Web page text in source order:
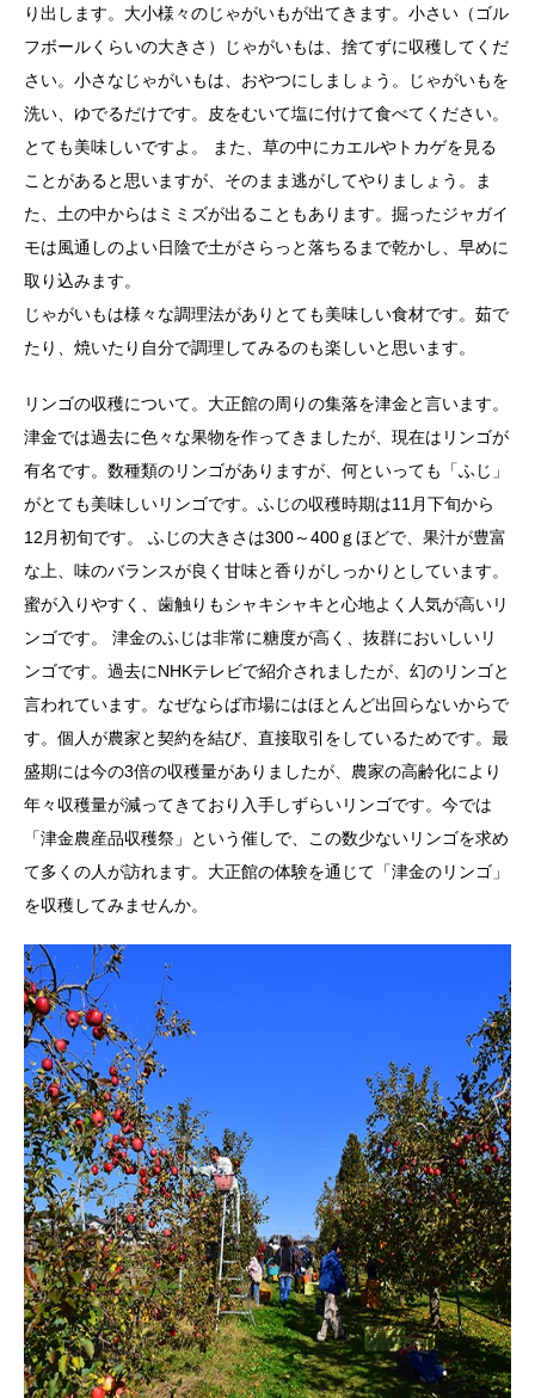
り出します。大小様々のじゃがいもが出てきます。小さい（ゴル
フボールくらいの大きさ）じゃがいもは、捨てずに収穫してくだ
さい。小さなじゃがいもは、おやつにしましょう。じゃがいもを
洗い、ゆでるだけです。皮をむいて塩に付けて食べてください。
とても美味しいですよ。 また、草の中にカエルやトカゲを見る
ことがあると思いますが、そのまま逃がしてやりましょう。ま
た、土の中からはミミズが出ることもあります。掘ったジャガイ
モは風通しのよい日陰で土がさらっと落ちるまで乾かし、早めに
取り込みます。
じゃがいもは様々な調理法がありとても美味しい食材です。茹で
たり、焼いたり自分で調理してみるのも楽しいと思います。
リンゴの収穫について。大正館の周りの集落を津金と言います。
津金では過去に色々な果物を作ってきましたが、現在はリンゴが
有名です。数種類のリンゴがありますが、何といっても「ふじ」
がとても美味しいリンゴです。ふじの収穫時期は11月下旬から
12月初旬です。 ふじの大きさは300～400ｇほどで、果汁が豊富
な上、味のバランスが良く甘味と香りがしっかりとしています。
蜜が入りやすく、歯触りもシャキシャキと心地よく人気が高いリ
ンゴです。 津金のふじは非常に糖度が高く、抜群においしいリ
ンゴです。過去にNHKテレビで紹介されましたが、幻のリンゴと
言われています。なぜならば市場にはほとんど出回らないからで
す。個人が農家と契約を結び、直接取引をしているためです。最
盛期には今の3倍の収穫量がありましたが、農家の高齢化により
年々収穫量が減ってきており入手しずらいリンゴです。今では
「津金農産品収穫祭」という催しで、この数少ないリンゴを求め
て多くの人が訪れます。大正館の体験を通じて「津金のリンゴ」
を収穫してみませんか。